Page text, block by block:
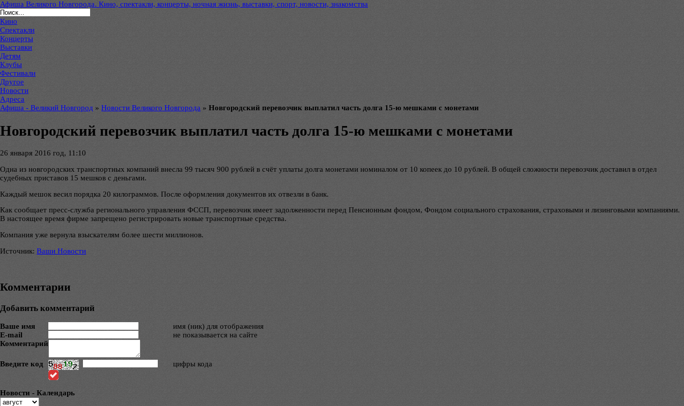
Афиша Великого Новгорода. Кино, спектакли, концерты, ночная жизнь, выставки, спорт, новости, знакомства
Кино
Спектакли
Концерты
Выставки
Детям
Клубы
Фестивали
Другое
Новости
Адреса
Афиша - Великий Новгород » Новости Великого Новгорода » Новгородский перевозчик выплатил часть долга 15-ю мешками с монетами
Новгородский перевозчик выплатил часть долга 15-ю мешками с монетами
26 января 2016 год, 11:10
Одна из новгородских транспортных компаний внесла 99 тысяч 900 рублей в счёт уплаты долга монетами номиналом от 10 копеек до 10 рублей. В общей сложности перевозчик доставил в отдел
судебных приставов 15 мешков с деньгами.
Каждый мешок весил порядка 20 килограммов. После оформления документов их отвезли в банк.
Как сообщает пресс-служба регионального управления ФССП, перевозчик имеет задолженности перед Пенсионным фондом, Фондом социального страхования, страховыми и лизинговыми компаниями.
В настоящее время фирме запрещено регистрировать новые транспортные средства.
Компания уже вернула взыскателям более шести миллионов.
Источник: Ваши Новости
Комментарии
Добавить комментарий
Ваше имя
имя (ник) для отображения
E-mail
не показывается на сайте
Комментарий
Введите код цифры кода
Новости - Календарь